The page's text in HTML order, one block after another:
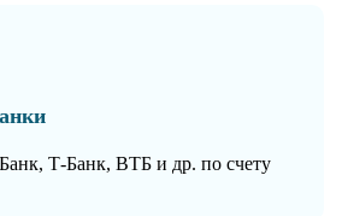
Т-Банк, ВТБ и др. по счету